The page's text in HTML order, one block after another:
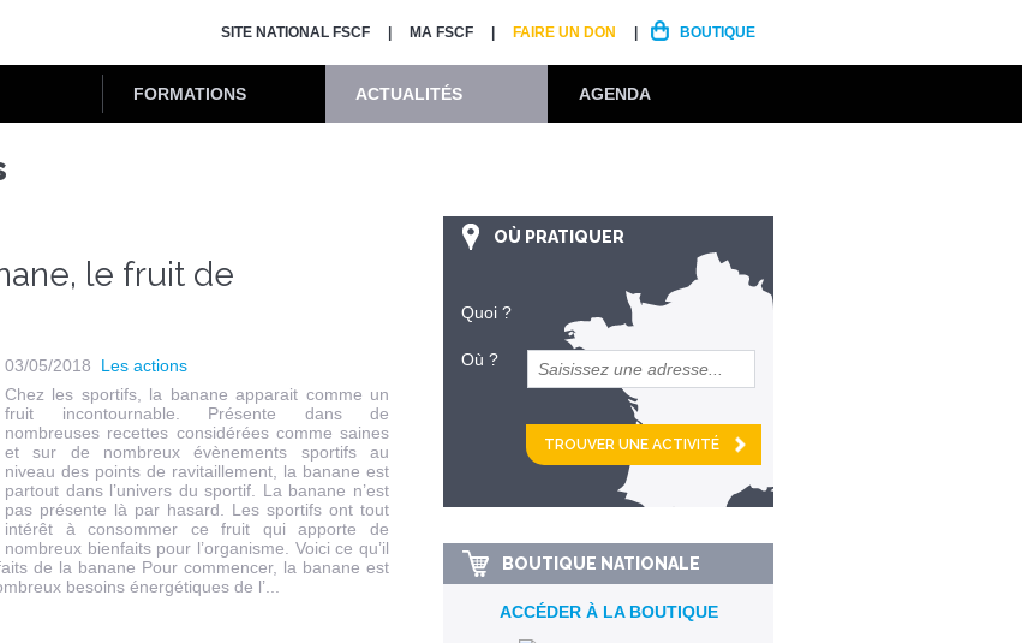
SITE NATIONAL FSCF MA FSCF FAIRE UN DON BOUTIQUE
FORMATIONS ACTUALITÉS AGENDA
le fruit de
03/05/2018
Les actions
Chez les sportifs, la banane apparait comme un
fruit incontournable. Présente dans de
nombreuses recettes considérées comme saines
et sur de nombreux évènements sportifs au
niveau des points de ravitaillement, la banane est
partout dans l’univers du sportif. La banane n’est
pas présente là par hasard. Les sportifs ont tout
intérêt à consommer ce fruit qui apporte de
nombreux bienfaits pour l’organisme. Voici ce qu’il
de la banane Pour commencer, la banane est
besoins énergétiques de l’...
OÙ PRATIQUER
Quoi ?
Où ?
et
km alentour
BOUTIQUE NATIONALE
ACCÉDER À LA BOUTIQUE